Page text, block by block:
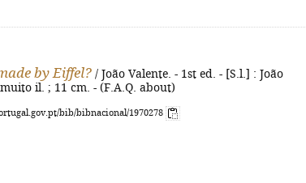
by Eiffel? / João Valente. - 1st ed. - [S.l.] : João
il. ; 11 cm. - (F.A.Q. about)
bib/bibnacional/1970278